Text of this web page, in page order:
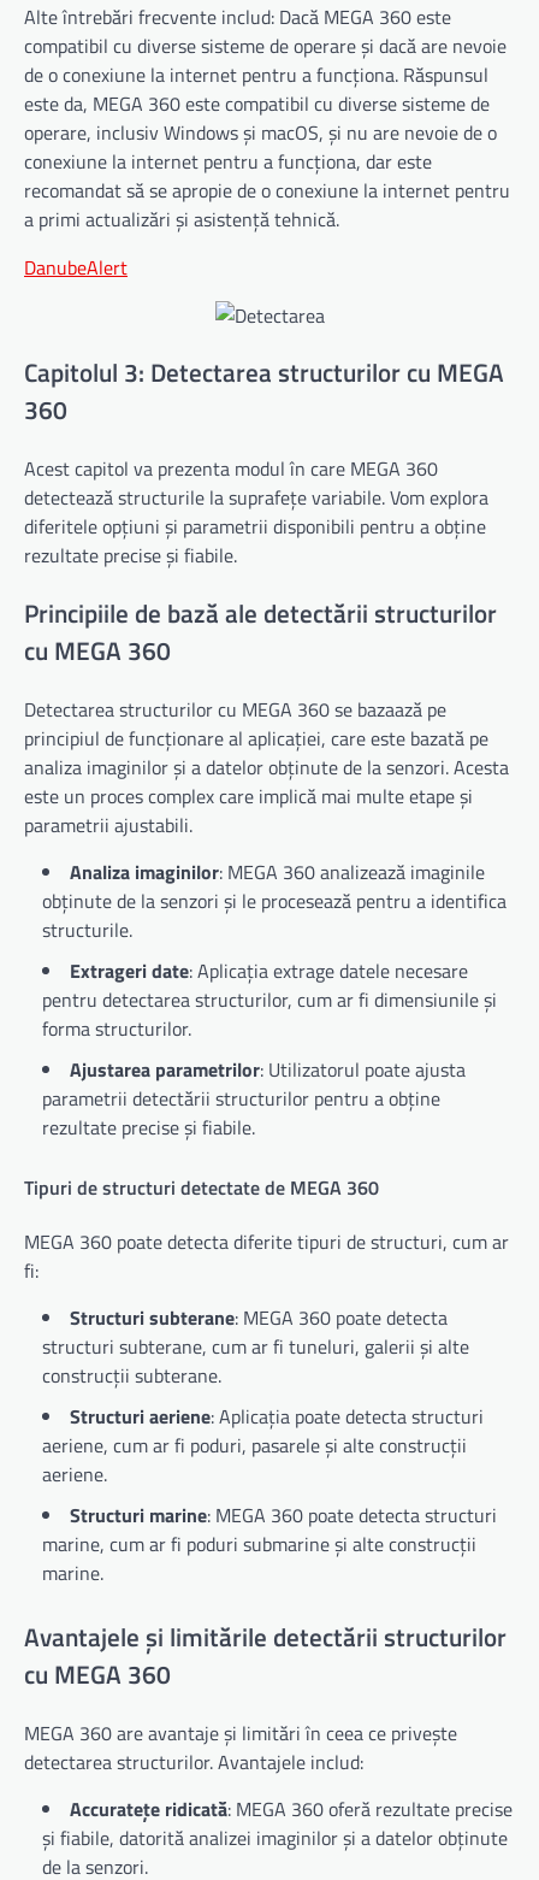
Alte întrebări frecvente includ: Dacă MEGA 360 este
compatibil cu diverse sisteme de operare și dacă are nevoie
de o conexiune la internet pentru a funcționa. Răspunsul
este da, MEGA 360 este compatibil cu diverse sisteme de
operare, inclusiv Windows și macOS, și nu are nevoie de o
conexiune la internet pentru a funcționa, dar este
recomandat să se apropie de o conexiune la internet pentru
a primi actualizări și asistență tehnică.
DanubeAlert
Capitolul 3: Detectarea structurilor cu MEGA
360
Acest capitol va prezenta modul în care MEGA 360
detectează structurile la suprafețe variabile. Vom explora
diferitele opțiuni și parametrii disponibili pentru a obține
rezultate precise și fiabile.
Principiile de bază ale detectării structurilor
cu MEGA 360
Detectarea structurilor cu MEGA 360 se bazaază pe
principiul de funcționare al aplicației, care este bazată pe
analiza imaginilor și a datelor obținute de la senzori. Acesta
este un proces complex care implică mai multe etape și
parametrii ajustabili.
Analiza imaginilor: MEGA 360 analizează imaginile
obținute de la senzori și le procesează pentru a identifica
structurile.
Extrageri date: Aplicația extrage datele necesare
pentru detectarea structurilor, cum ar fi dimensiunile și
forma structurilor.
Ajustarea parametrilor: Utilizatorul poate ajusta
parametrii detectării structurilor pentru a obține
rezultate precise și fiabile.
Tipuri de structuri detectate de MEGA 360
MEGA 360 poate detecta diferite tipuri de structuri, cum ar
fi:
Structuri subterane: MEGA 360 poate detecta
structuri subterane, cum ar fi tuneluri, galerii și alte
construcții subterane.
Structuri aeriene: Aplicația poate detecta structuri
aeriene, cum ar fi poduri, pasarele și alte construcții
aeriene.
Structuri marine: MEGA 360 poate detecta structuri
marine, cum ar fi poduri submarine și alte construcții
marine.
Avantajele și limitările detectării structurilor
cu MEGA 360
MEGA 360 are avantaje și limitări în ceea ce privește
detectarea structurilor. Avantajele includ:
Accuratețe ridicată: MEGA 360 oferă rezultate precise
și fiabile, datorită analizei imaginilor și a datelor obținute
de la senzori.